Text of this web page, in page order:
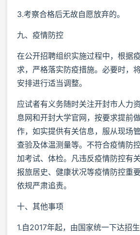
3.考察合格后无故自愿放弃的。
九、疫情防控
在公开招聘组织实施过程中，根据
求，严格落实防疫措施。必要时，
安排进行适当调整。
应试者有义务随时关注开封市人力
息网和开封大学官网，按要求提前
作，如实提供有关信息，服从现场
查验及体温测量等。不符合疫情防
加考试、体检。凡违反疫情防控有
报旅居史、健康状况等疫情防控重
依规严肃追责。
十、其他事项
1.自2017年起，由国家统一下达招